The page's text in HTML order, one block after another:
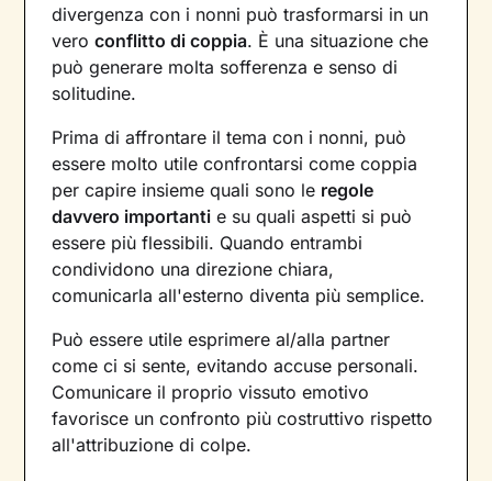
divergenza con i nonni può trasformarsi in un
veroconflitto di coppia. È una situazione che
può generare molta sofferenza e senso di
solitudine.
Prima di affrontare il tema con i nonni, può
essere molto utile confrontarsi come coppia
per capire insieme quali sono le regole
davvero importanti e su quali aspetti si può
essere più flessibili. Quando entrambi
condividono una direzione chiara,
comunicarla all'esterno diventa più semplice.
Può essere utile esprimere al/alla partner
come ci si sente, evitando accuse personali.
Comunicare il proprio vissuto emotivo
favorisce un confronto più costruttivo rispetto
all'attribuzione di colpe.